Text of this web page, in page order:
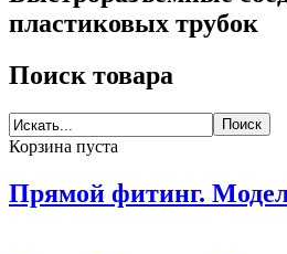
пластиковых трубок
Поиск товара
Корзина пуста
Прямой фитинг.